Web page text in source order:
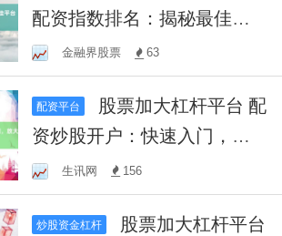
配资指数排名：揭秘最佳平
台，助您投资决策
金融界股票 63
配资平台
资炒股开户：快速入门，放
大收益！
生讯网 156
炒股资金杠杆